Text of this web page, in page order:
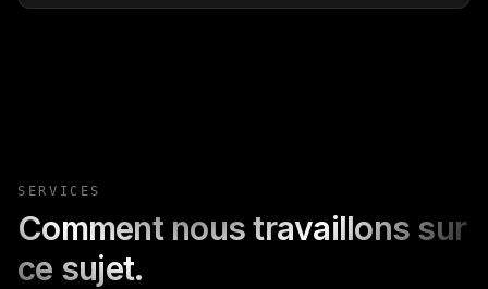
SERVICES
Comment nous travaillons sur
ce sujet.